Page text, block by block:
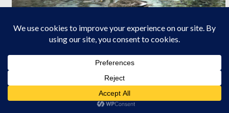
原風景が忠実に再現され過ぎていてどこに生物がいるか？ちょっ